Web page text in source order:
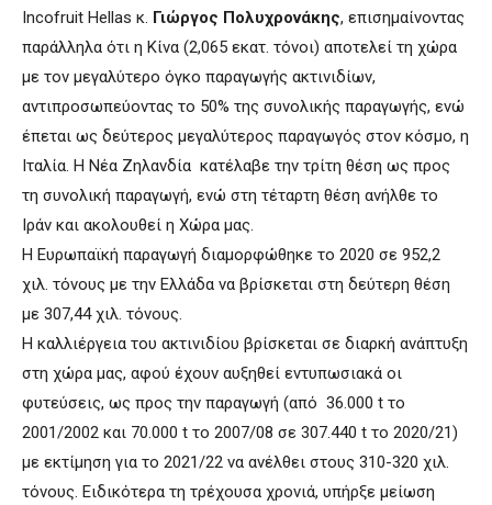
Incofruit Hellas κ. Γιώργος Πολυχρονάκης, επισημαίνοντας
παράλληλα ότι η Κίνα (2,065 εκατ. τόνοι) αποτελεί τη χώρα
με τον μεγαλύτερο όγκο παραγωγής ακτινιδίων,
αντιπροσωπεύοντας το 50% της συνολικής παραγωγής, ενώ
έπεται ως δεύτερος μεγαλύτερος παραγωγός στον κόσμο, η
Ιταλία. Η Νέα Ζηλανδία κατέλαβε την τρίτη θέση ως προς
τη συνολική παραγωγή, ενώ στη τέταρτη θέση ανήλθε το
Ιράν και ακολουθεί η Χώρα μας.
Η Ευρωπαϊκή παραγωγή διαμορφώθηκε το 2020 σε 952,2
χιλ. τόνους με την Ελλάδα να βρίσκεται στη δεύτερη θέση
με 307,44 χιλ. τόνους.
Η καλλιέργεια του ακτινιδίου βρίσκεται σε διαρκή ανάπτυξη
στη χώρα μας, αφού έχουν αυξηθεί εντυπωσιακά οι
φυτεύσεις, ως προς την παραγωγή (από 36.000 t το
2001/2002 και 70.000 t το 2007/08 σε 307.440 t το 2020/21)
με εκτίμηση για το 2021/22 να ανέλθει στους 310-320 χιλ.
τόνους. Ειδικότερα τη τρέχουσα χρονιά, υπήρξε μείωση